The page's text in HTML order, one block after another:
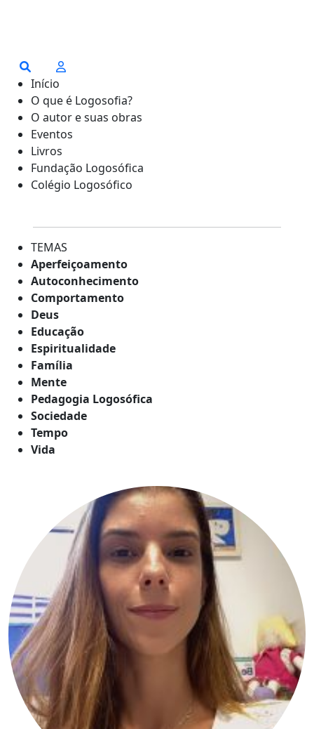
Início
O que é Logosofia?
O autor e suas obras
Eventos
Livros
Fundação Logosófica
Colégio Logosófico
TEMAS
Aperfeiçoamento
Autoconhecimento
Comportamento
Deus
Educação
Espiritualidade
Família
Mente
Pedagogia Logosófica
Sociedade
Tempo
Vida